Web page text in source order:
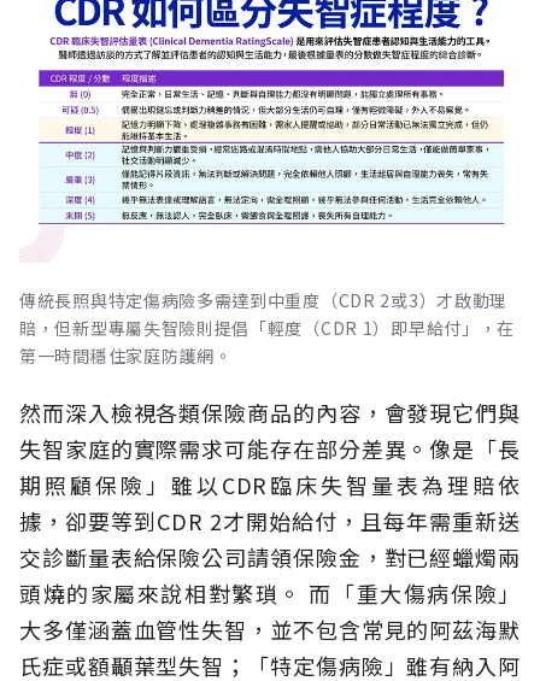
傳統長照與特定傷病險多需達到中重度（CDR 2或3）才啟動理
賠，但新型專屬失智險則提倡「輕度（CDR 1）即早給付」，在
第一時間穩住家庭防護網。
然而深入檢視各類保險商品的內容，會發現它們與
失智家庭的實際需求可能存在部分差異。像是「長
期照顧保險」雖以CDR臨床失智量表為理賠依
據，卻要等到CDR 2才開始給付，且每年需重新送
交診斷量表給保險公司請領保險金，對已經蠟燭兩
頭燒的家屬來說相對繁瑣。 而「重大傷病保險」
大多僅涵蓋血管性失智，並不包含常見的阿茲海默
氏症或額顳葉型失智；「特定傷病險」雖有納入阿